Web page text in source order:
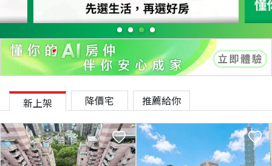
新上架 降價宅 推薦給你